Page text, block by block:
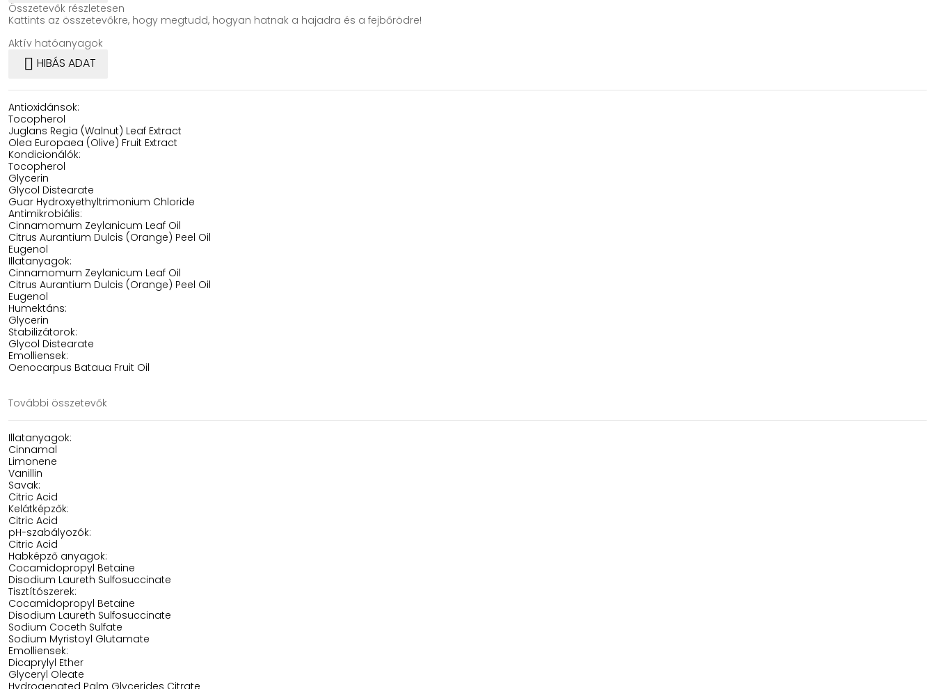
Összetevők részletesen
Kattints az összetevőkre, hogy megtudd, hogyan hatnak a hajadra és a fejbőrödre!
Aktív hatóanyagok
 HIBÁS ADAT
Antioxidánsok:
Tocopherol
Juglans Regia (Walnut) Leaf Extract
Olea Europaea (Olive) Fruit Extract
Kondicionálók:
Tocopherol
Glycerin
Glycol Distearate
Guar Hydroxyethyltrimonium Chloride
Antimikrobiális:
Cinnamomum Zeylanicum Leaf Oil
Citrus Aurantium Dulcis (Orange) Peel Oil
Eugenol
Illatanyagok:
Cinnamomum Zeylanicum Leaf Oil
Citrus Aurantium Dulcis (Orange) Peel Oil
Eugenol
Humektáns:
Glycerin
Stabilizátorok:
Glycol Distearate
Emolliensek:
Oenocarpus Bataua Fruit Oil
További összetevők
Illatanyagok:
Cinnamal
Limonene
Vanillin
Savak:
Citric Acid
Kelátképzők:
Citric Acid
pH-szabályozók:
Citric Acid
Habképző anyagok:
Cocamidopropyl Betaine
Disodium Laureth Sulfosuccinate
Tisztítószerek:
Cocamidopropyl Betaine
Disodium Laureth Sulfosuccinate
Sodium Coceth Sulfate
Sodium Myristoyl Glutamate
Emolliensek:
Dicaprylyl Ether
Glyceryl Oleate
Hydrogenated Palm Glycerides Citrate